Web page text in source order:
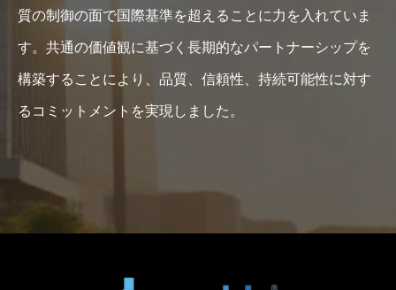
質の制御の面で国際基準を超えることに力を入れていま
す。共通の価値観に基づく長期的なパートナーシップを
構築することにより、品質、信頼性、持続可能性に対す
るコミットメントを実現しました。